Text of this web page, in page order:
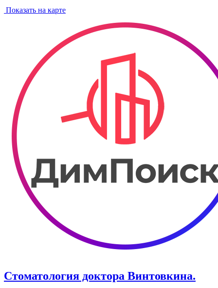
Показать на карте
Стоматология доктора Винтовкина.